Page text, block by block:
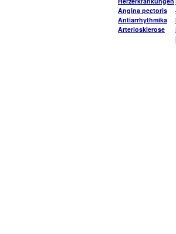
Angina pectoris
Antiarrhythmika
Arteriosklerose